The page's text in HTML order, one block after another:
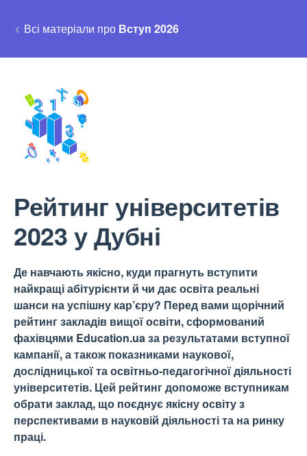
Всі матеріали про Вступ 2026
Рейтинг університетів
2023 у Дубні
Де навчають якісно, куди прагнуть вступити
найкращі абітурієнти й чи дає освіта реальні
шанси на успішну кар’єру? Перед вами щорічний
рейтинг закладів вищої освіти, сформований
фахівцями Education.ua за результатами вступної
кампанії, а також показниками наукової,
дослідницької та освітньо-педагогічної діяльності
університетів. Цей рейтинг допоможе вступникам
обрати заклад, що поєднує якісну освіту з
перспективами в науковій діяльності та на ринку
праці.